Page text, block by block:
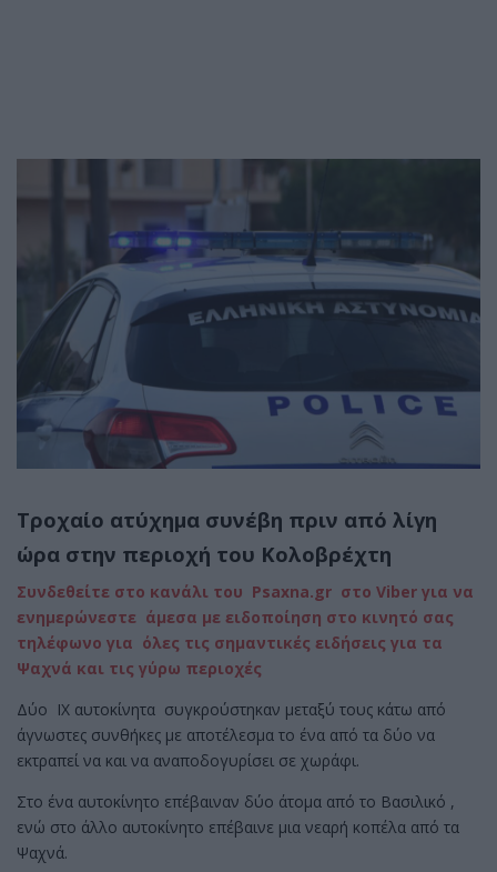
Τροχαίο ατύχημα συνέβη πριν από λίγη
ώρα στην περιοχή του Κολοβρέχτη
Συνδεθείτε στο κανάλι του Psaxna.gr στο Viber για να
ενημερώνεστε άμεσα με ειδοποίηση στο κινητό σας
τηλέφωνο για όλες τις σημαντικές ειδήσεις για τα
Ψαχνά και τις γύρω περιοχές
Δύο ΙΧ αυτοκίνητα συγκρούστηκαν μεταξύ τους κάτω από
άγνωστες συνθήκες με αποτέλεσμα το ένα από τα δύο να
εκτραπεί να και να αναποδογυρίσει σε χωράφι.
Στο ένα αυτοκίνητο επέβαιναν δύο άτομα από το Βασιλικό ,
ενώ στο άλλο αυτοκίνητο επέβαινε μια νεαρή κοπέλα από τα
Ψαχνά.